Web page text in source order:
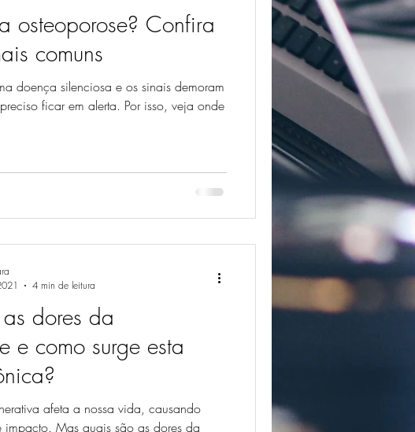
osteoporose? Confira
comuns
doença silenciosa e os sinais demoram
ficar em alerta. Por isso, veja onde
dores da
e como surge esta
afeta a nossa vida, causando
são as dores da
4 min de leitura